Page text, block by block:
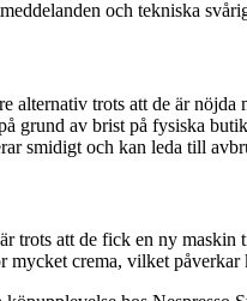
och tekniska
alternativ trots att de är nöjda
grund av brist på fysiska
smidigt och kan leda till
trots att de fick en ny maskin
mycket crema, vilket påverkar